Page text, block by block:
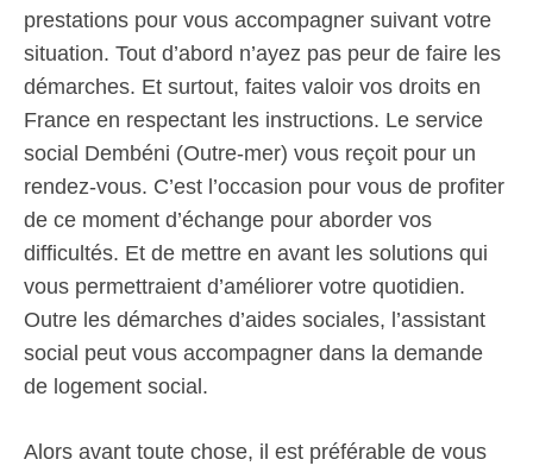
prestations pour vous accompagner suivant votre
situation. Tout d’abord n’ayez pas peur de faire les
démarches. Et surtout, faites valoir vos droits en
France en respectant les instructions. Le service
social Dembéni (Outre-mer) vous reçoit pour un
rendez-vous. C’est l’occasion pour vous de profiter
de ce moment d’échange pour aborder vos
difficultés. Et de mettre en avant les solutions qui
vous permettraient d’améliorer votre quotidien.
Outre les démarches d’aides sociales, l’assistant
social peut vous accompagner dans la demande
de logement social.
Alors avant toute chose, il est préférable de vous